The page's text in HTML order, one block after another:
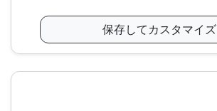
保存してカスタマイズ